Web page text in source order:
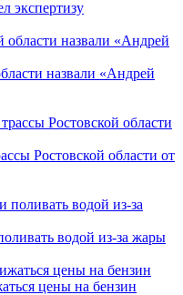
экспертизу
назвали «Андрей
Ростовской области от
водой из-за жары
цены на бензин